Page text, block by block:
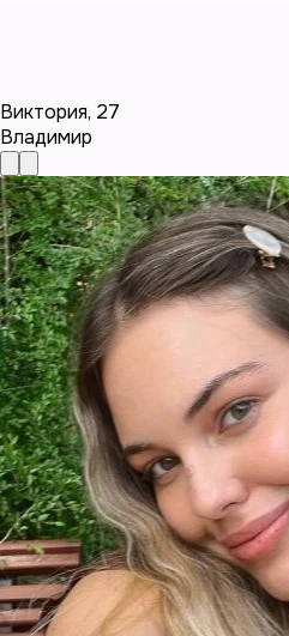
Виктория, 27
Владимир